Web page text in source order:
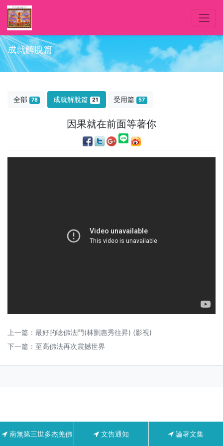
成就解脫篇
全部 78 成就解脫篇 21 受用篇 57
因果就在前面等著你
上一篇： 最好的唸佛法門(林劉惠秀往昇) (影視)
下一篇： 至高佛法再次震撼世界
南無第三世多杰羌佛 文告通知 論著文集